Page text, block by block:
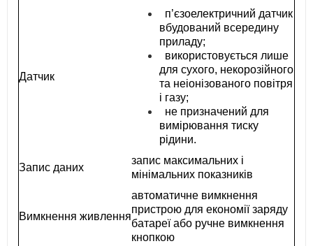
Датчик
п’єзоелектричний датчик
вбудований всередину
приладу;
використовується лише
для сухого, некорозійного
та неіонізованого повітря
і газу;
не призначений для
вимірювання тиску
рідини.
Запис даних
запис максимальних і
мінімальних показників
Вимкнення живлення
автоматичне вимкнення
пристрою для економії заряду
батареї або ручне вимкнення
кнопкою